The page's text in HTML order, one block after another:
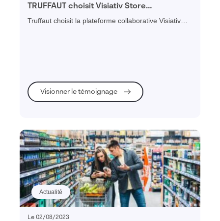
TRUFFAUT choisit Visiativ Store
Intelligence Planning pour piloter son
merchandising
Truffaut choisit la plateforme collaborative Visiativ
Visionner le témoignage
Actualité
Le 02/08/2023